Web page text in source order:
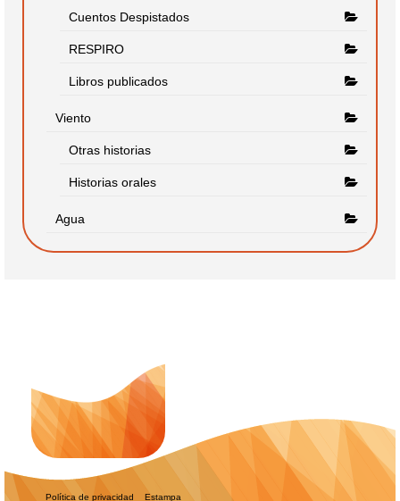
Cuentos Despistados
RESPIRO
Libros publicados
Viento
Otras historias
Historias orales
Agua
Política de privacidad Estampa